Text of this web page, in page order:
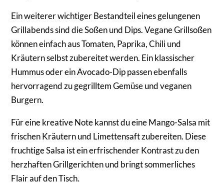
Ein weiterer wichtiger Bestandteil eines gelungenen
Grillabends sind die Soßen und Dips. Vegane Grillsoßen
können einfach aus Tomaten, Paprika, Chili und
Kräutern selbst zubereitet werden. Ein klassischer
Hummus oder ein Avocado-Dip passen ebenfalls
hervorragend zu gegrilltem Gemüse und veganen
Burgern.
Für eine kreative Note kannst du eine Mango-Salsa mit
frischen Kräutern und Limettensaft zubereiten. Diese
fruchtige Salsa ist ein erfrischender Kontrast zu den
herzhaften Grillgerichten und bringt sommerliches
Flair auf den Tisch.